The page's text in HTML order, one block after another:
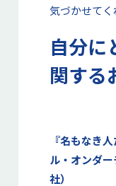
気づかせてく
自分に
関する
『名もなき
ル・オンダ
社）